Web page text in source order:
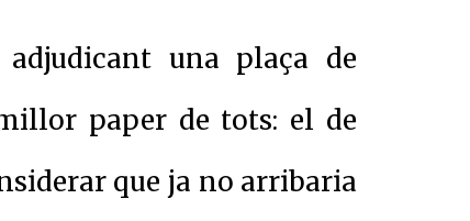
una plaça de
paper de tots: el de
que ja no arribaria